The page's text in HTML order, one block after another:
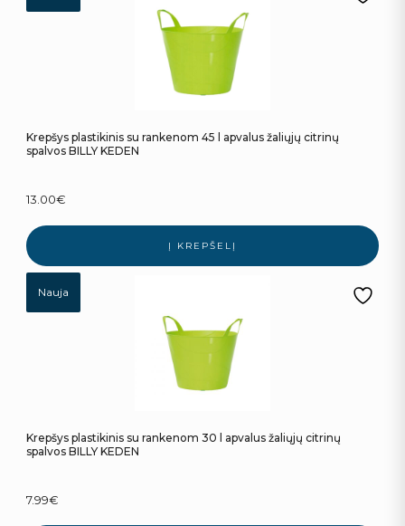
Krepšys plastikinis su rankenom 45 l apvalus žaliųjų citrinų
spalvos BILLY KEDEN
13.00€
Į KREPŠELĮ
Nauja
Krepšys plastikinis su rankenom 30 l apvalus žaliųjų citrinų
spalvos BILLY KEDEN
7.99€